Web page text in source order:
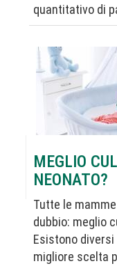
quantitativo di
MEGLIO
NEONATO?
Tutte le
dubbio: meglio
Esistono
migliore scelta